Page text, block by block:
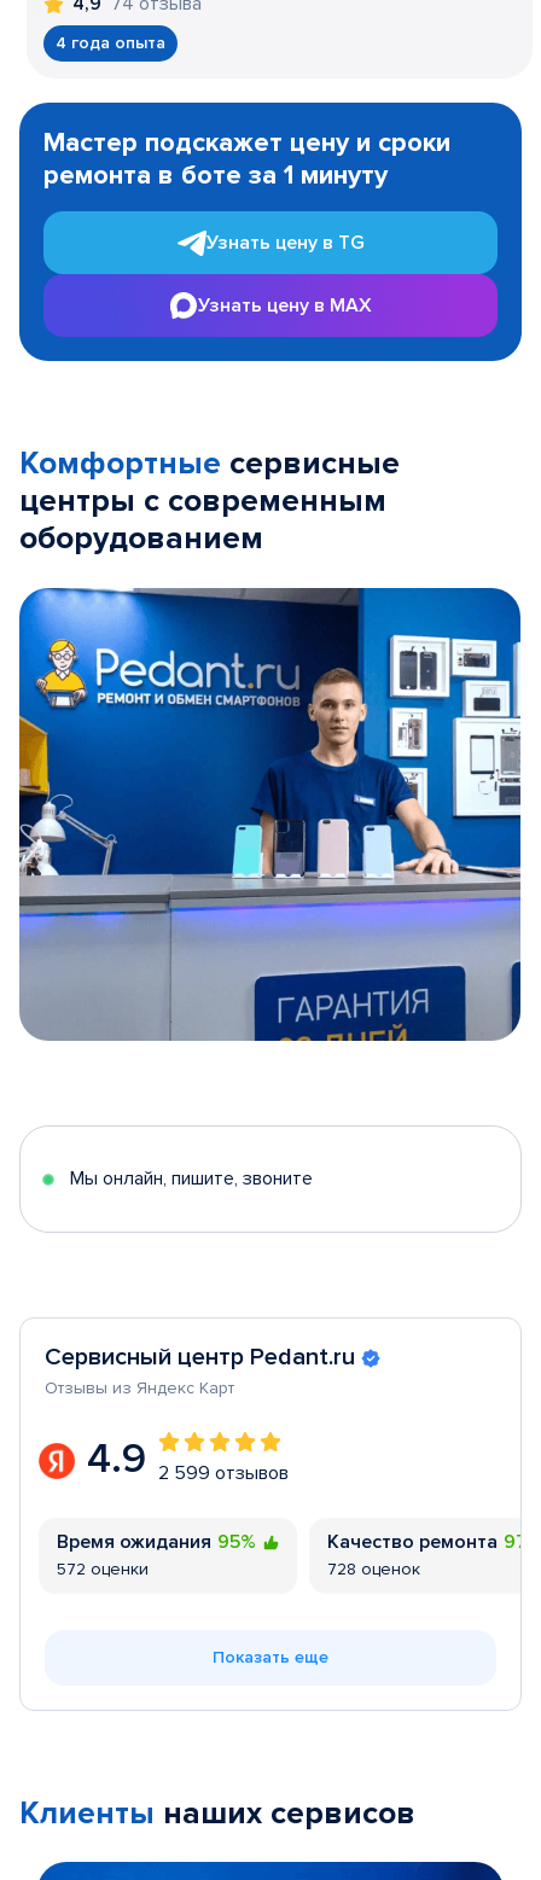
4 года опыта
1
Мастер подскажет цену и сроки
ремонта в боте за 1 минуту
Узнать цену в TG
Узнать цену в MAX
Комфортные сервисные
центры с современным
оборудованием
5
Мы онлайн, пишите, звоните
Сервисный центр Pedant.ru
Отзывы из Яндекс Карт
4.9 2 599 отзывов
Время ожидания 95%
572 оценки
Качество ремонта
728 оценок
Показать еще
Клиенты наших сервисов